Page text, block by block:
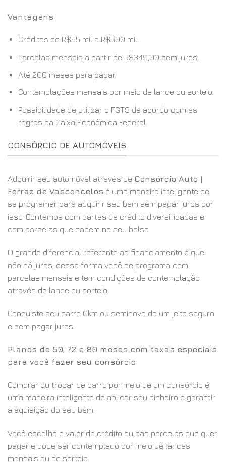
Vantagens
Créditos de R$55 mil a R$500 mil.
Parcelas mensais a partir de R$349,00 sem juros.
Até 200 meses para pagar.
Contemplações mensais por meio de lance ou sorteio.
Possibilidade de utilizar o FGTS de acordo com as
regras da Caixa Econômica Federal.
CONSÓRCIO DE AUTOMÓVEIS
Adquirir seu automóvel através de Consórcio Auto |
Ferraz de Vasconcelos é uma maneira inteligente de
se programar para adquirir seu bem sem pagar juros por
isso. Contamos com cartas de crédito diversificadas e
com parcelas que cabem no seu bolso.
O grande diferencial referente ao financiamento é que
não há juros, dessa forma você se programa com
parcelas mensais e tem condições de contemplação
através de lance ou sorteio.
Conquiste seu carro 0km ou seminovo de um jeito seguro
e sem pagar juros.
Planos de 50, 72 e 80 meses com taxas especiais
para você fazer seu consórcio
Comprar ou trocar de carro por meio de um consórcio é
uma maneira inteligente de aplicar seu dinheiro e garantir
a aquisição do seu bem.
Você escolhe o valor do crédito ou das parcelas que quer
pagar e pode ser contemplado por meio de lances
mensais ou de sorteio.